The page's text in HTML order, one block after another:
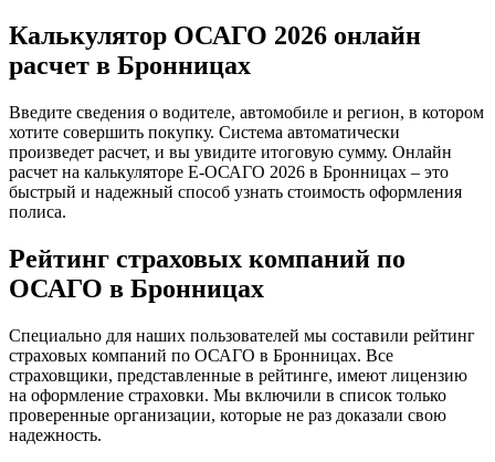
Калькулятор ОСАГО 2026 онлайн
расчет в Бронницах
Введите сведения о водителе, автомобиле и регион, в котором
хотите совершить покупку. Система автоматически
произведет расчет, и вы увидите итоговую сумму. Онлайн
расчет на калькуляторе Е-ОСАГО 2026 в Бронницах – это
быстрый и надежный способ узнать стоимость оформления
полиса.
Рейтинг страховых компаний по
ОСАГО в Бронницах
Специально для наших пользователей мы составили рейтинг
страховых компаний по ОСАГО в Бронницах. Все
страховщики, представленные в рейтинге, имеют лицензию
на оформление страховки. Мы включили в список только
проверенные организации, которые не раз доказали свою
надежность.